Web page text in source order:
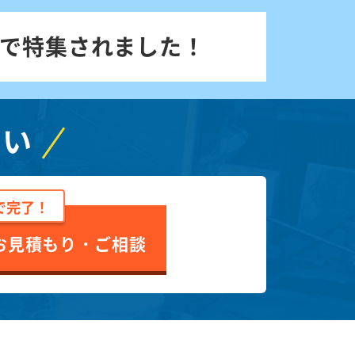
特集されました！
完了！
見積もり・ご相談